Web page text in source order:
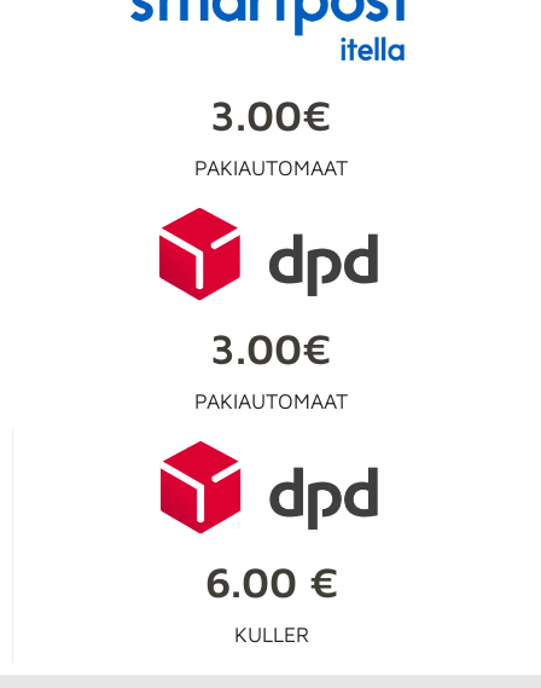
3.00€
PAKIAUTOMAAT
3.00€
PAKIAUTOMAAT
6.00 €
KULLER